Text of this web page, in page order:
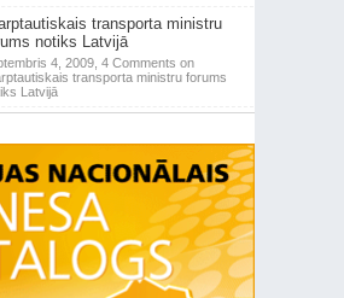
transporta ministru
notiks Latvijā
4, 2009, 4 Comments on
transporta ministru forums
Latvijā